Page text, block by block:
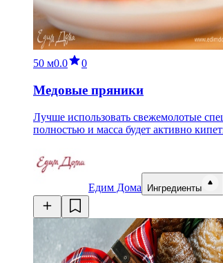
50 м0.0 0
Медовые пряники
Лучше использовать свежемолотые
полностью и масса будет активно
Едим Дома Ингредиенты